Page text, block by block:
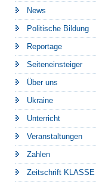
News
Politische Bildung
Reportage
Seiteneinsteiger
Über uns
Ukraine
Unterricht
Veranstaltungen
Zahlen
Zeitschrift KLASSE